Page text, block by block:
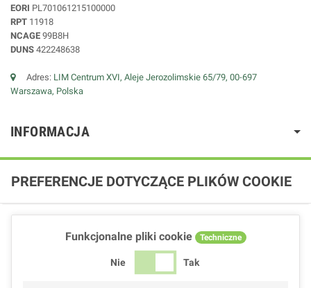
EORI PL701061215100000
RPT 11918
NCAGE 99B8H
DUNS 422248638
Adres: LIM Centrum XVI, Aleje Jerozolimskie 65/79, 00-697
Warszawa, Polska
INFORMACJA
PREFERENCJE DOTYCZĄCE PLIKÓW COOKIE
Funkcjonalne pliki cookie Techniczne
Nie Tak